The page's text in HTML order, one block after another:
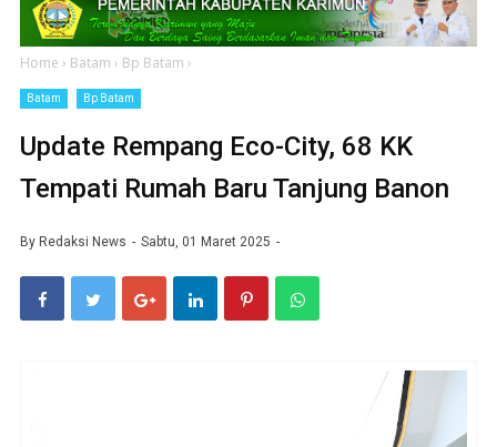
Home › Batam › Bp Batam ›
Batam Bp Batam
Update Rempang Eco-City, 68 KK
Tempati Rumah Baru Tanjung Banon
By Redaksi News Sabtu, 01 Maret 2025